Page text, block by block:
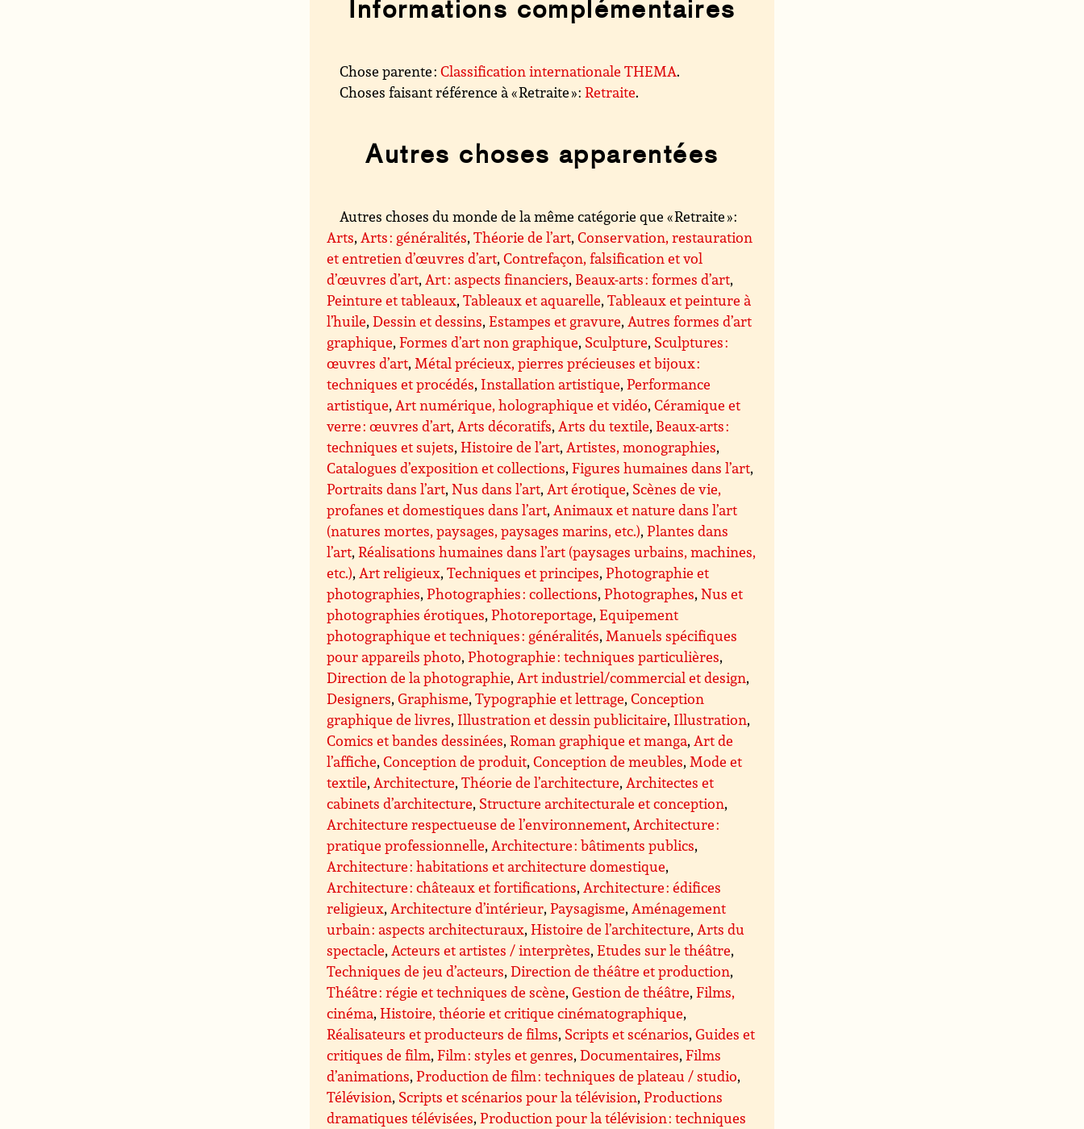
Informations complémentaires
Chose parente :Classification internationale THEMA.
Choses faisant référence à « Retraite » :Retraite.
Autres choses apparentées
Autres choses du monde de la même catégorie que « Retraite » :
Arts,Arts : généralités,Théorie de l’art,Conservation, restauration
et entretien d’œuvres d’art,Contrefaçon, falsification et vol
d’œuvres d’art,Art : aspects financiers, Beaux-arts : formes d’art,
Peinture et tableaux,Tableaux et aquarelle,Tableaux et peinture à
l’huile,Dessin et dessins,Estampes et gravure,Autres formes d’art
graphique,Formes d’art non graphique, Sculpture, Sculptures :
œuvres d’art,Métal précieux, pierres précieuses et bijoux :
techniques et procédés, Installation artistique,Performance
artistique,Art numérique, holographique et vidéo,Céramique et
verre : œuvres d’art,Arts décoratifs,Arts du textile, Beaux-arts :
techniques et sujets,Histoire de l’art,Artistes, monographies,
Catalogues d’exposition et collections,Figures humaines dans l’art,
Portraits dans l’art,Nus dans l’art,Art érotique, Scènes de vie,
profanes et domestiques dans l’art,Animaux et nature dans l’art
(natures mortes, paysages, paysages marins, etc.),Plantes dans
l’art,Réalisations humaines dans l’art (paysages urbains, machines,
etc.),Art religieux,Techniques et principes,Photographie et
photographies,Photographies : collections,Photographes,Nus et
photographies érotiques,Photoreportage,Equipement
photographique et techniques : généralités,Manuels spécifiques
pour appareils photo,Photographie : techniques particulières,
Direction de la photographie,Art industriel/commercial et design,
Designers,Graphisme,Typographie et lettrage,Conception
graphique de livres, Illustration et dessin publicitaire, Illustration,
Comics et bandes dessinées,Roman graphique et manga,Art de
l’affiche,Conception de produit,Conception de meubles,Mode et
textile,Architecture,Théorie de l’architecture,Architectes et
cabinets d’architecture, Structure architecturale et conception,
Architecture respectueuse de l’environnement,Architecture :
pratique professionnelle,Architecture : bâtiments publics,
Architecture : habitations et architecture domestique,
Architecture : châteaux et fortifications,Architecture : édifices
religieux,Architecture d’intérieur,Paysagisme,Aménagement
urbain : aspects architecturaux,Histoire de l’architecture,Arts du
spectacle,Acteurs et artistes / interprètes,Etudes sur le théâtre,
Techniques de jeu d’acteurs,Direction de théâtre et production,
Théâtre : régie et techniques de scène,Gestion de théâtre,Films,
cinéma,Histoire, théorie et critique cinématographique,
Réalisateurs et producteurs de films, Scripts et scénarios,Guides et
critiques de film,Film : styles et genres,Documentaires,Films
d’animations,Production de film : techniques de plateau / studio,
Télévision, Scripts et scénarios pour la télévision,Productions
dramatiques télévisées,Production pour la télévision : techniques